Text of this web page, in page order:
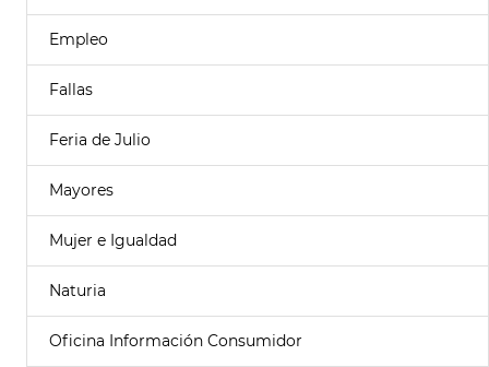
Empleo
Fallas
Feria de Julio
Mayores
Mujer e Igualdad
Naturia
Oficina Información Consumidor